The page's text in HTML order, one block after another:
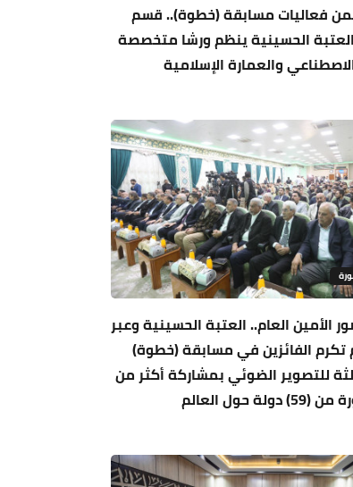
فعاليات مسابقة (خطوة).. قسم
العتبة الحسينية ينظم ورشا متخصصة
والعمارة الإسلامية
الأمين العام.. العتبة الحسينية وعبر
تكرم الفائزين في مسابقة (خطوة)
للتصوير الضوئي بمشاركة أكثر من